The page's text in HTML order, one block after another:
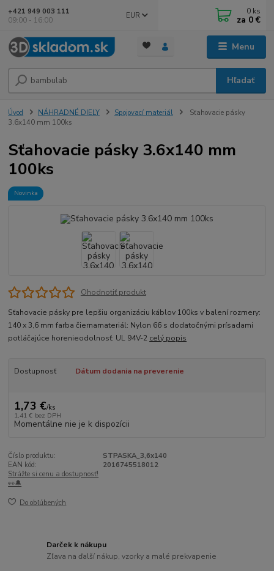
Menu
EUR
Hľadať
+421 949 003 111
09:00 - 16:00
0 ks
za 0 €
Úvod NÁHRADNÉ DIELY Spojovací materiál
Sťahovacie pásky
3.6x140 mm 100ks
Sťahovacie pásky 3.6x140 mm
100ks
Novinka
Ohodnotiť produkt
Sťahovacie pásky pre lepšiu organizáciu káblov 100ks v balení rozmery:
140 x 3,6 mm farba čiernamateriál: Nylon 66 s dodatočnými prísadami
potláčajúce horenieodolnosť: UL 94V-2 celý popis
Dostupnosť Dátum dodania na preverenie
1,73 €/ks
1,41 € bez DPH
Momentálne nie je k dispozícii
Číslo produktu:
STPASKA_3,6x140
EAN kód:
2016745518012
Strážte si cenu a dostupnosť!
👀🔔
Do obľúbených
Darček k nákupu
Zľava na ďalší nákup, vzorky a malé prekvapenie